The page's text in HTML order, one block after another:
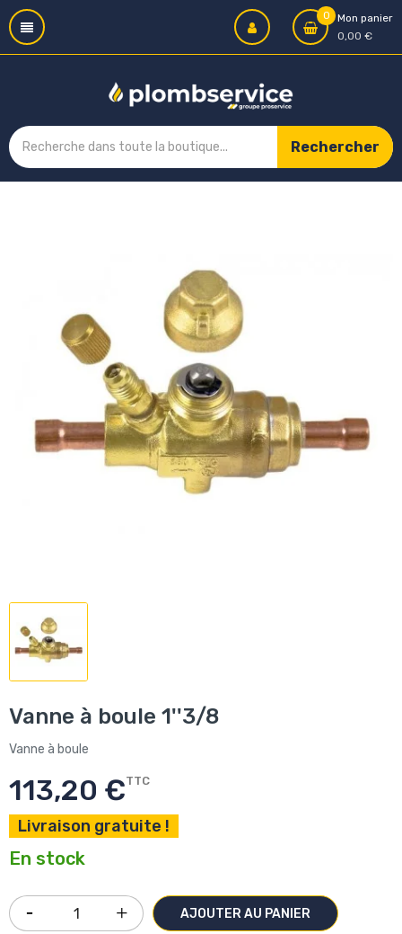
0
Mon panier
0,00 €
Rechercher
Vanne à boule 1''3/8
Vanne à boule
113,20 €TTC
Livraison gratuite !
En stock
AJOUTER AU PANIER